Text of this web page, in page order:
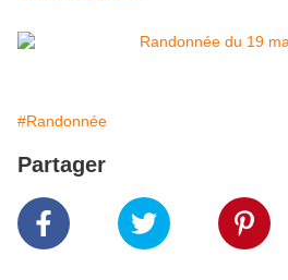
#Randonnée
Partager